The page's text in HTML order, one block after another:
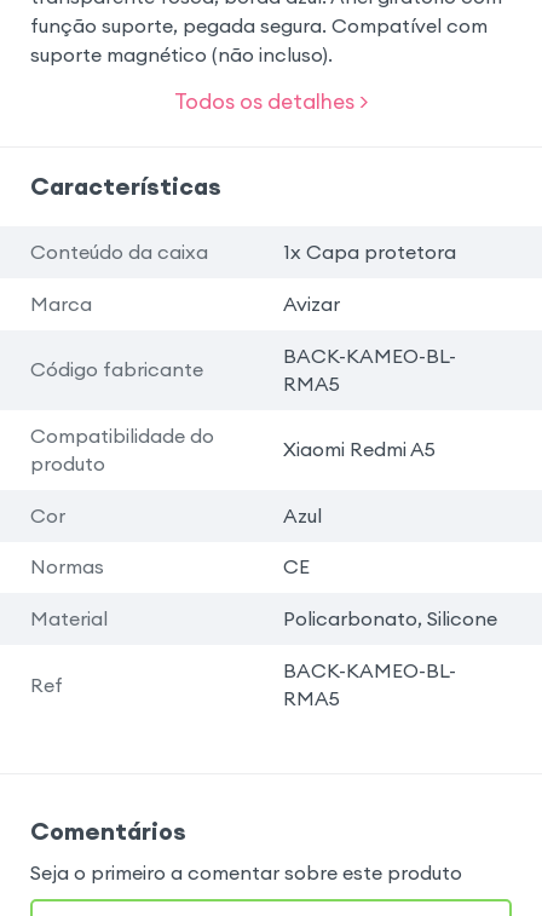
função suporte, pegada segura. Compatível com
suporte magnético (não incluso).
Todos os detalhes >
Características
Conteúdo da caixa 1x Capa protetora
Marca Avizar
Código fabricante
BACK-KAMEO-BL-
RMA5
Compatibilidade do
produto
Xiaomi Redmi A5
Cor Azul
Normas CE
Material Policarbonato, Silicone
Ref
BACK-KAMEO-BL-
RMA5
Comentários
Seja o primeiro a comentar sobre este produto